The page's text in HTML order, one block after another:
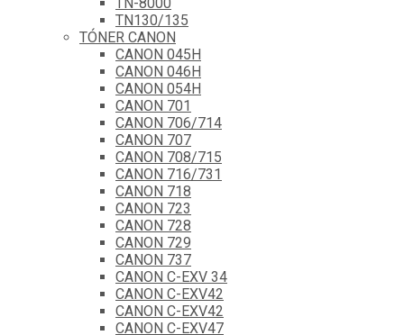
TN130/135
TÓNER CANON
CANON 045H
CANON 046H
CANON 054H
CANON 701
CANON 706/714
CANON 707
CANON 708/715
CANON 716/731
CANON 718
CANON 723
CANON 728
CANON 729
CANON 737
CANON C-EXV 34
CANON C-EXV42
CANON C-EXV42
CANON C-EXV47